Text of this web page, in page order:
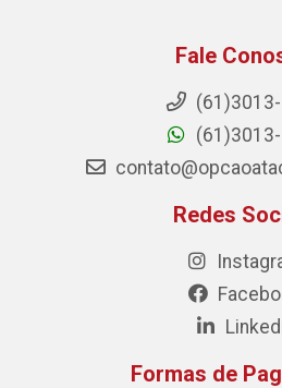
Fale
Redes
Formas de